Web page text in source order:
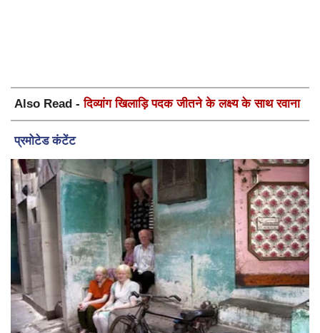
Also Read -दिव्यांग खिलाड़ि पदक जीतने के लक्ष्य के साथ रवाना